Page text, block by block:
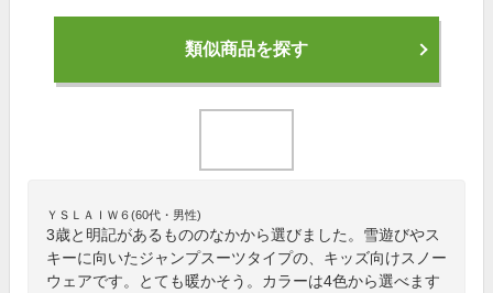
類似商品を探す
ＹＳＬＡＩＷ６(60代・男性)
3歳と明記があるもののなかから選びました。雪遊びやス
キーに向いたジャンプスーツタイプの、キッズ向けスノー
ウェアです。とても暖かそう。カラーは4色から選べます